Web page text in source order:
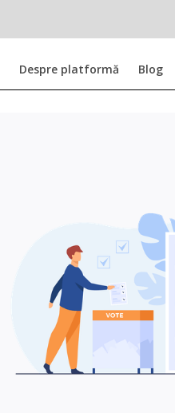
Despre platformă Blog